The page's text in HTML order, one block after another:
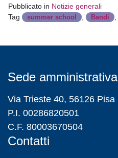
Pubblicato in Notizie generali
Tag
summer school Bandi
Sede amministrativa
Via Trieste 40, 56126 Pisa
P.I. 00286820501
C.F. 80003670504
Contatti